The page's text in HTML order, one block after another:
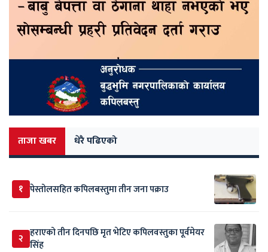
ताजा खबर धेरै पढिएको
१ पेस्तोलसहित कपिलबस्तुमा तीन जना पक्राउ
२ हराएको तीन दिनपछि मृत भेटिए कपिलवस्तुका पूर्वमेयर
सिंह